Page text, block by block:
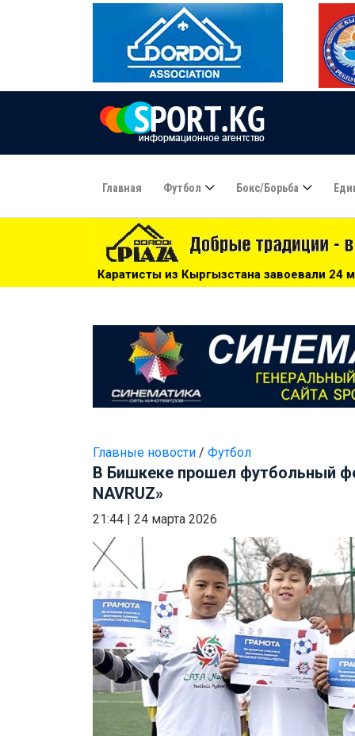
Главная Футбол Бокс/борьба
из Кыргызстана завоевали 24 медали на чемпионате
Главные новости / Футбол
В Бишкеке прошел футбольный
NAVRUZ»
21:44 24 марта 2026